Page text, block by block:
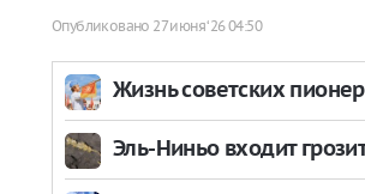
Опубликовано 27 июня ‘26 04:50
Жизнь советских
Эль-Ниньо входит